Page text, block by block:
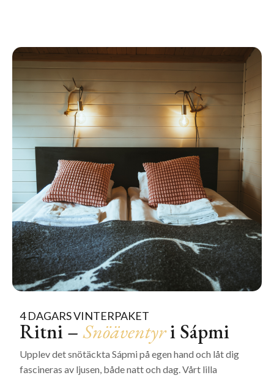
4 DAGARS VINTERPAKET
Ritni –Snöäventyri Sápmi
Upplev det snötäckta Sápmi på egen hand och låt dig
fascineras av ljusen, både natt och dag. Vårt lilla